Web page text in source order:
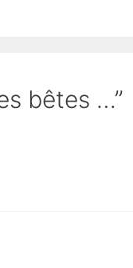
bêtes …”